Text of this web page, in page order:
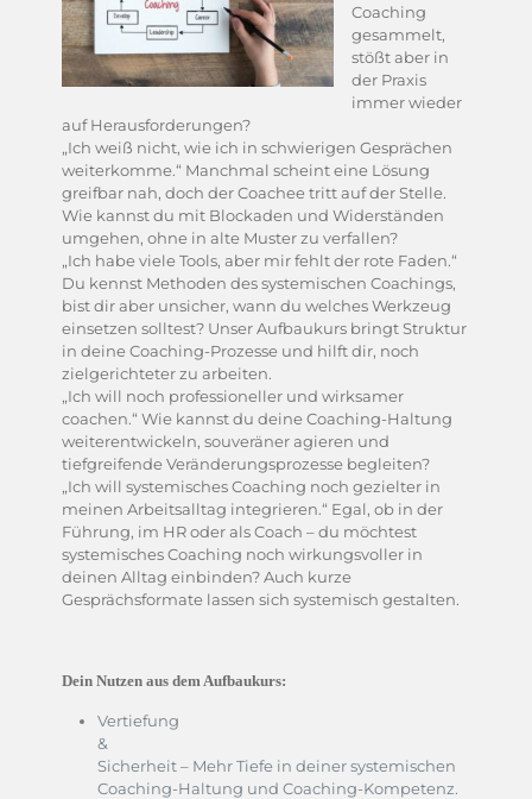
Coaching
gesammelt,
stößt aber in
der Praxis
immer wieder
auf Herausforderungen?
„Ich weiß nicht, wie ich in schwierigen Gesprächen
weiterkomme.“ Manchmal scheint eine Lösung
greifbar nah, doch der Coachee tritt auf der Stelle.
Wie kannst du mit Blockaden und Widerständen
umgehen, ohne in alte Muster zu verfallen?
„Ich habe viele Tools, aber mir fehlt der rote Faden.“
Du kennst Methoden des systemischen Coachings,
bist dir aber unsicher, wann du welches Werkzeug
einsetzen solltest? Unser Aufbaukurs bringt Struktur
in deine Coaching-Prozesse und hilft dir, noch
zielgerichteter zu arbeiten.
„Ich will noch professioneller und wirksamer
coachen.“ Wie kannst du deine Coaching-Haltung
weiterentwickeln, souveräner agieren und
tiefgreifende Veränderungsprozesse begleiten?
„Ich will systemisches Coaching noch gezielter in
meinen Arbeitsalltag integrieren.“ Egal, ob in der
Führung, im HR oder als Coach – du möchtest
systemisches Coaching noch wirkungsvoller in
deinen Alltag einbinden? Auch kurze
Gesprächsformate lassen sich systemisch gestalten.
Dein Nutzen aus dem Aufbaukurs:
Vertiefung
&
Sicherheit – Mehr Tiefe in deiner systemischen
Coaching-Haltung und Coaching-Kompetenz.